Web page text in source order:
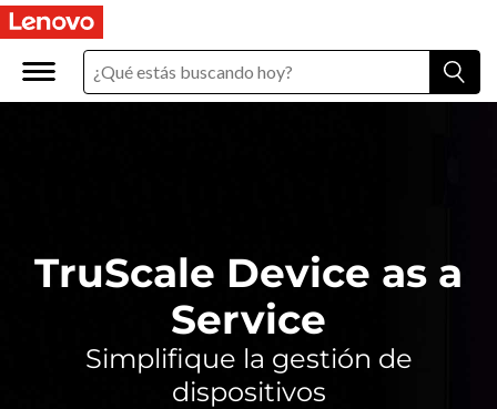
T
TruScale Device as a
Service
Simplifique la gestión de
dispositivos